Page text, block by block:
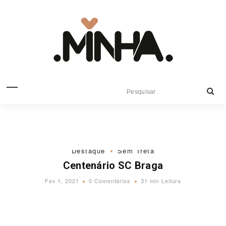
Destaque Sem Treta
Centenário SC Braga
Fev 1, 2021 0 Comentários 31 min Leitura